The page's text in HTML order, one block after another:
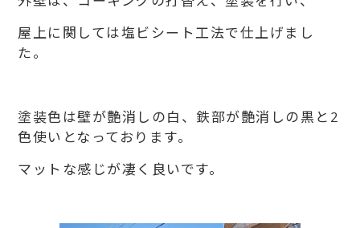
屋上に関しては塩ビシート工法で仕上げまし
た。
塗装色は壁が艶消しの白、鉄部が艶消しの黒と2
色使いとなっております。
マットな感じが凄く良いです。